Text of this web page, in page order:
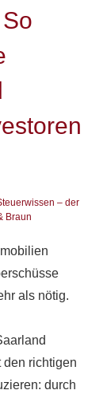
– der
Braun
als nötig.
den richtigen
durch